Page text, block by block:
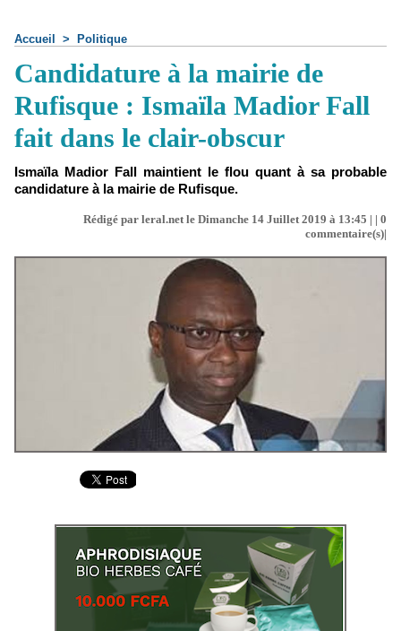
Accueil > Politique
Candidature à la mairie de
Rufisque : Ismaïla Madior Fall
fait dans le clair-obscur
Ismaïla Madior Fall maintient le flou quant à sa probable
candidature à la mairie de Rufisque.
Rédigé par leral.net le Dimanche 14 Juillet 2019 à 13:45 | | 0
commentaire(s)|